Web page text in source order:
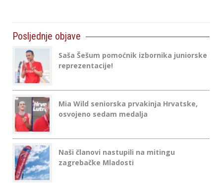
Posljednje objave
Saša Šešum pomoćnik izbornika juniorske
reprezentacije!
Mia Wild seniorska prvakinja Hrvatske,
osvojeno sedam medalja
Naši članovi nastupili na mitingu
zagrebačke Mladosti